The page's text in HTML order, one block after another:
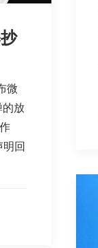
微
的放
明回